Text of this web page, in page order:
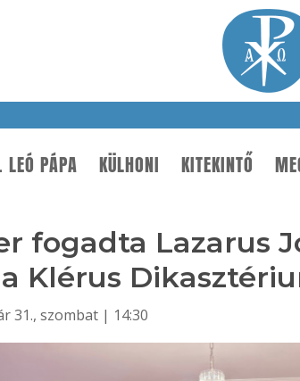
LEÓ PÁPA KÜLHONI KITEKINTŐ
fogadta Lazarus
Klérus
31., szombat | 14:30